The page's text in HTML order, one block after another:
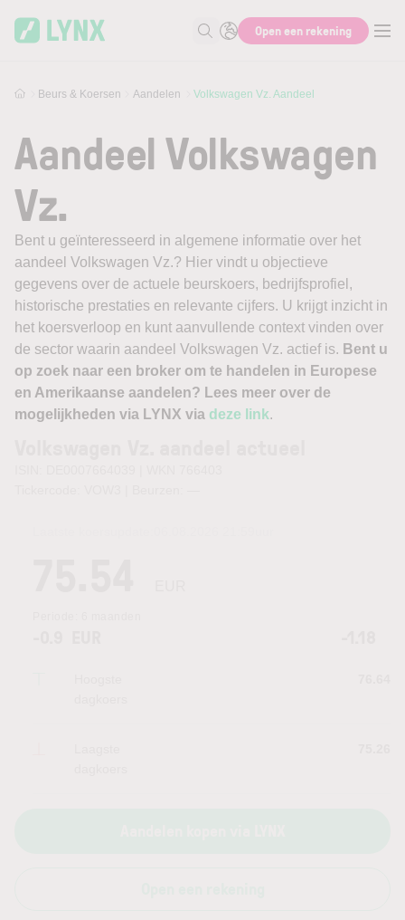
Zoek naar informatie
Open een rekening
Beurs & Koersen Aandelen Volkswagen Vz. Aandeel
Aandeel Volkswagen
Vz.
Bent u geïnteresseerd in algemene informatie over het
aandeel Volkswagen Vz.? Hier vindt u objectieve
gegevens over de actuele beurskoers, bedrijfsprofiel,
historische prestaties en relevante cijfers. U krijgt inzicht in
het koersverloop en kunt aanvullende context vinden over
de sector waarin aandeel Volkswagen Vz. actief is. Bent u
op zoek naar een broker om te handelen in Europese
en Amerikaanse aandelen? Lees meer over de
mogelijkheden via LYNX via deze link.